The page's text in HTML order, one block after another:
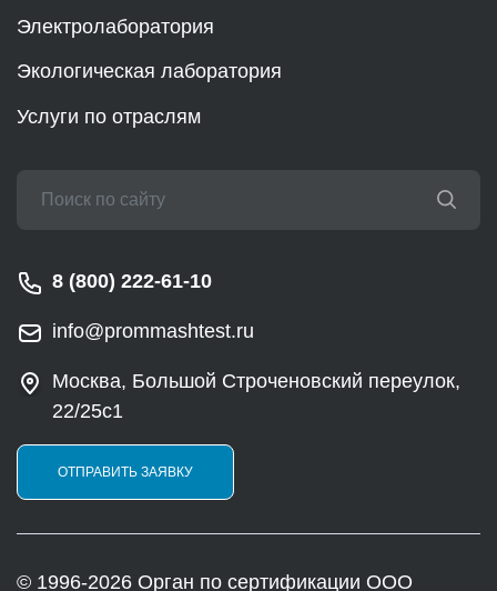
Электролаборатория
Экологическая лаборатория
Услуги по отраслям
8 (800) 222-61-10
info@prommashtest.ru
Москва, Большой Строченовский переулок,
22/25с1
ОТПРАВИТЬ ЗАЯВКУ
© 1996-2026 Орган по сертификации ООО